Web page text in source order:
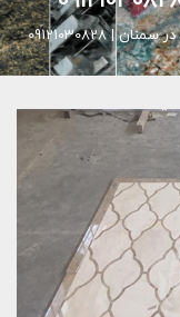
| 09121030828